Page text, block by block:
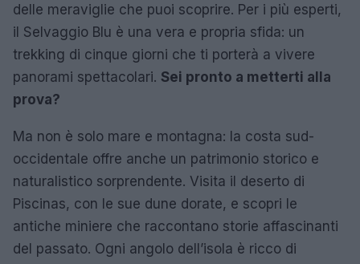
delle meraviglie che puoi scoprire. Per i più esperti,
il Selvaggio Blu è una vera e propria sfida: un
trekking di cinque giorni che ti porterà a vivere
panorami spettacolari. Sei pronto a metterti alla
prova?
Ma non è solo mare e montagna: la costa sud-
occidentale offre anche un patrimonio storico e
naturalistico sorprendente. Visita il deserto di
Piscinas, con le sue dune dorate, e scopri le
antiche miniere che raccontano storie affascinanti
del passato. Ogni angolo dell’isola è ricco di